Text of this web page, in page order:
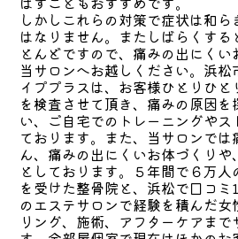
しかしこれらの対策で症状は和
はなりません。またしばらくす
とんどですので、痛みの出にく
当サロンへお越しください。浜松
イププラスは、お客様ひとりひ
を検査させて頂き、痛みの原因
い、ご自宅でのトレーニングやス
ております。また、当サロンでは
ん、痛みの出にくいお体づくり
としております。５年間で６万
を受けた整骨院と、浜松で口コ
のエステサロンで経験を積んだ
リング、施術、アフターケアま